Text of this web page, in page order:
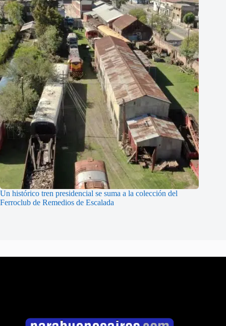
Un histórico tren presidencial se suma a la colección del
Ferroclub de Remedios de Escalada